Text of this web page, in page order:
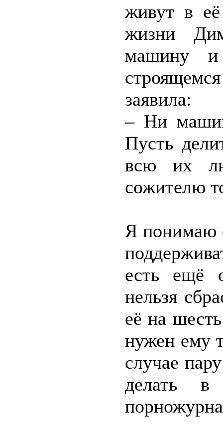
живут в
жизни
машину и
заявила:
– Ни
Пусть
всю их
сожителю
Я понимаю
есть ещё
нельзя
её на
нужен ему
случае
делать в